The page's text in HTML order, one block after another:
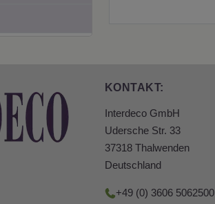
KONTAKT:
Interdeco GmbH
Udersche Str. 33
37318 Thalwenden
Deutschland
+49 (0) 3606 5062500